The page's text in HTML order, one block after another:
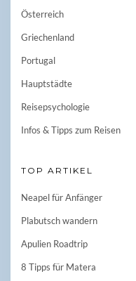
Österreich
Griechenland
Portugal
Hauptstädte
Reisepsychologie
Infos & Tipps zum Reisen
TOP ARTIKEL
Neapel für Anfänger
Plabutsch wandern
Apulien Roadtrip
8 Tipps für Matera